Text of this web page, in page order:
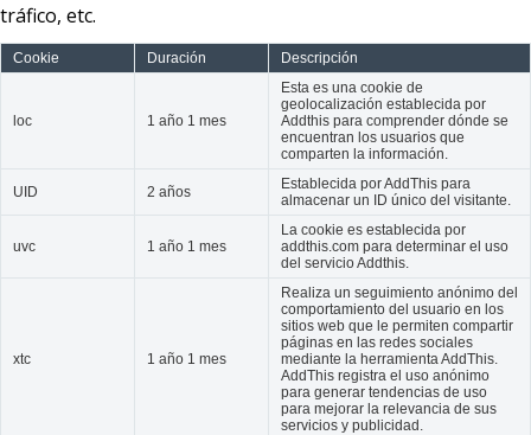
tráfico, etc.
Cookie Duración Descripción
loc 1 año 1 mes
Esta es una cookie de
geolocalización establecida por
Addthis para comprender dónde se
encuentran los usuarios que
comparten la información.
UID 2 años
Establecida por AddThis para
almacenar un ID único del visitante.
uvc 1 año 1 mes
La cookie es establecida por
addthis.com para determinar el uso
del servicio Addthis.
xtc 1 año 1 mes
Realiza un seguimiento anónimo del
comportamiento del usuario en los
sitios web que le permiten compartir
páginas en las redes sociales
mediante la herramienta AddThis.
AddThis registra el uso anónimo
para generar tendencias de uso
para mejorar la relevancia de sus
servicios y publicidad.